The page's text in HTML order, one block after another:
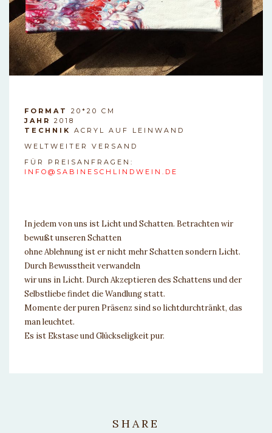
FORMAT
20*20 CM
JAHR
2018
TECHNIK
ACRYL AUF LEINWAND
WELTWEITER VERSAND
FÜR PREISANFRAGEN:
INFO@SABINESCHLINDWEIN.DE
In jedem von uns ist Licht und Schatten. Betrachten wir
bewußt unseren Schatten
ohne Ablehnung ist er nicht mehr Schatten sondern Licht.
Durch Bewusstheit verwandeln
wir uns in Licht. Durch Akzeptieren des Schattens und der
Selbstliebe findet die Wandlung statt.
Momente der puren Präsenz sind so lichtdurchtränkt, das
man leuchtet.
Es ist Ekstase und Glückseligkeit pur.
SHARE